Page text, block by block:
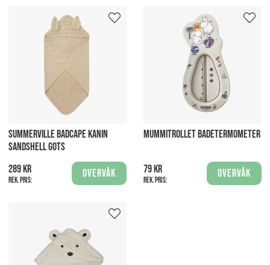
SUMMERVILLE BADCAPE KANIN
SANDSHELL GOTS
289 kr
Rek. pris:
Overvåk
MUMMITROLLET BADETERMOMETER
79 kr
Rek. pris:
Overvåk